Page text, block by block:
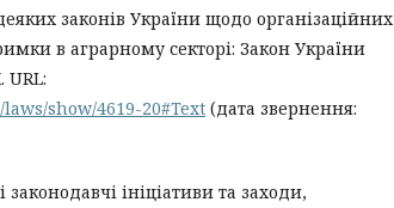
законів України щодо організаційних
в аграрному секторі: Закон України
URL:
show/4619-20#Text (дата звернення:
ініціативи та заходи,